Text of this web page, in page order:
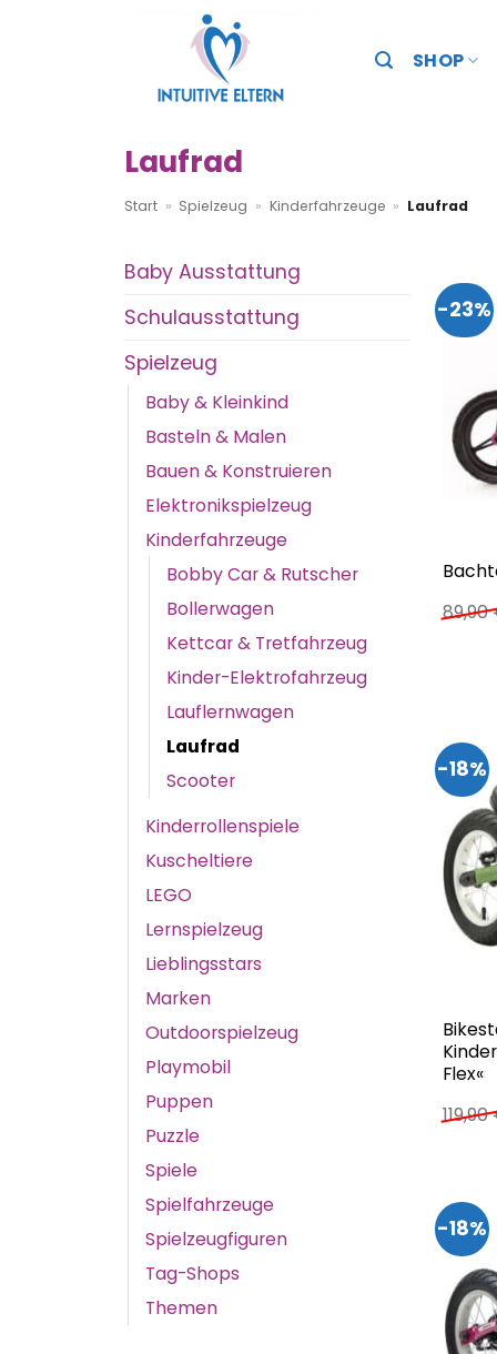
SHOP
Laufrad
Start » Spielzeug » Kinderfahrzeuge » Laufrad
Baby Ausstattung
Schulausstattung
Spielzeug
Baby & Kleinkind
Basteln & Malen
Bauen & Konstruieren
Elektronikspielzeug
Kinderfahrzeuge
Bobby Car & Rutscher
Bollerwagen
Kettcar & Tretfahrzeug
Kinder-Elektrofahrzeug
Lauflernwagen
Laufrad
Scooter
Kinderrollenspiele
Kuscheltiere
LEGO
Lernspielzeug
Lieblingsstars
Marken
Outdoorspielzeug
Playmobil
Puppen
Puzzle
Spiele
Spielfahrzeuge
Spielzeugfiguren
Tag-Shops
Themen
-23%
89,90
-18%
Flex«
119,90
-18%